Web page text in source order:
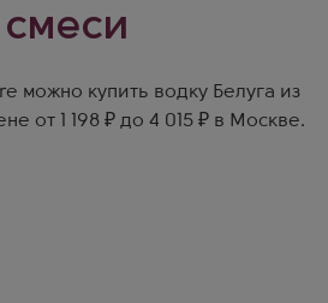
можно купить водку Белуга из
от 1 198 ₽ до 4 015 ₽ в Москве.